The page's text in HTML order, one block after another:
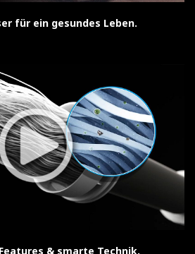
für ein gesundes Leben.
& smarte Technik.